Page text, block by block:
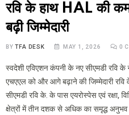
रवि के हाथ HAL की
बढ़ी जिम्मेदारी
BYTFA DESK MAY 1, 2026 0
स्वदेशी एविएशन कंपनी के नए सीएमडी रवि के
एचएएल को और आगे बढ़ाने की जिम्मेदारी
सीएमडी रवि के. के पास एयरोस्पेस एवं रक्षा,
क्षेत्रों में तीन दशक से अधिक का समृद्ध